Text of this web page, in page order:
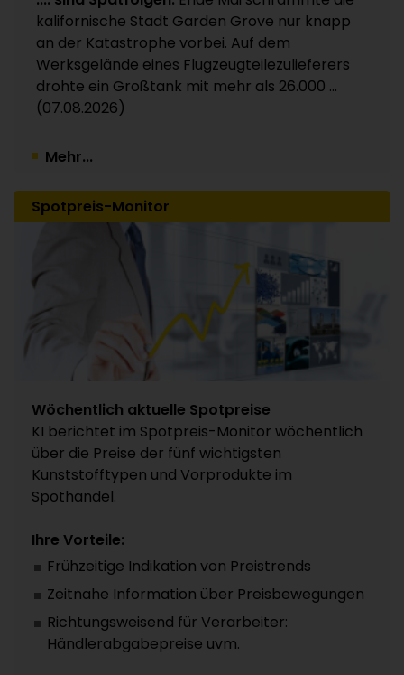
Kunststoffverpackungen an Investor Apax
Partners / 15 Werke betroffen
30.07.2026
kalifornische Stadt Garden Grove nur knapp
an der Katastrophe vorbei. Auf dem
Werksgelände eines Flugzeugteilezulieferers
drohte ein Großtank mit mehr als 26.000 ...
(07.08.2026)
Mehr...
Spotpreis-Monitor
Wöchentlich aktuelle Spotpreise
KI berichtet im Spotpreis-Monitor wöchentlich
über die Preise der fünf wichtigsten
Kunststofftypen und Vorprodukte im
Spothandel.
Ihre Vorteile:
Frühzeitige Indikation von Preistrends
Zeitnahe Information über Preisbewegungen
Richtungsweisend für Verarbeiter:
Händlerabgabepreise uvm.